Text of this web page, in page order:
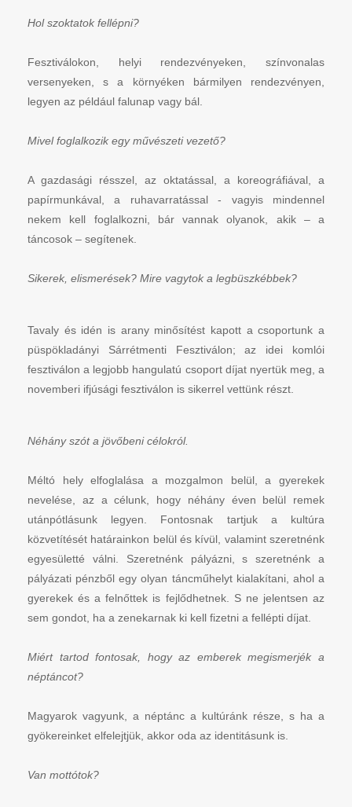
Hol szoktatok fellépni?
Fesztiválokon, helyi rendezvényeken, színvonalas
versenyeken, s a környéken bármilyen rendezvényen,
legyen az például falunap vagy bál.
Mivel foglalkozik egy művészeti vezető?
A gazdasági résszel, az oktatással, a koreográfiával, a
papírmunkával, a ruhavarratással - vagyis mindennel
nekem kell foglalkozni, bár vannak olyanok, akik – a
táncosok – segítenek.
Sikerek, elismerések? Mire vagytok a legbüszkébbek?
Tavaly és idén is arany minősítést kapott a csoportunk a
püspökladányi Sárrétmenti Fesztiválon; az idei komlói
fesztiválon a legjobb hangulatú csoport díjat nyertük meg, a
novemberi ifjúsági fesztiválon is sikerrel vettünk részt.
Néhány szót a jövőbeni célokról.
Méltó hely elfoglalása a mozgalmon belül, a gyerekek
nevelése, az a célunk, hogy néhány éven belül remek
utánpótlásunk legyen. Fontosnak tartjuk a kultúra
közvetítését határainkon belül és kívül, valamint szeretnénk
egyesületté válni. Szeretnénk pályázni, s szeretnénk a
pályázati pénzből egy olyan táncműhelyt kialakítani, ahol a
gyerekek és a felnőttek is fejlődhetnek. S ne jelentsen az
sem gondot, ha a zenekarnak ki kell fizetni a fellépti díjat.
Miért tartod fontosak, hogy az emberek megismerjék a
néptáncot?
Magyarok vagyunk, a néptánc a kultúránk része, s ha a
gyökereinket elfelejtjük, akkor oda az identitásunk is.
Van mottótok?